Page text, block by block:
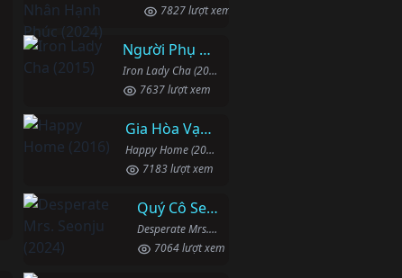
7827 lượt xem
Người Phụ Nữ Mạnh Mẽ
Iron Lady Cha (2015)
7637 lượt xem
Gia Hòa Vạn Sự Thành
Happy Home (2016)
7183 lượt xem
Quý Cô Seon Ju Phục Thù
Desperate Mrs. Seonju (2024)
7064 lượt xem